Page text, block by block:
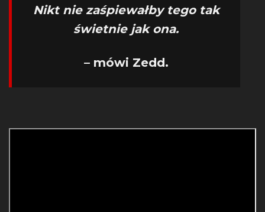
Nikt nie zaśpiewałby tego tak
świetnie jak ona.
– mówi Zedd.